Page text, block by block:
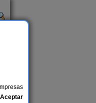
Aceptar